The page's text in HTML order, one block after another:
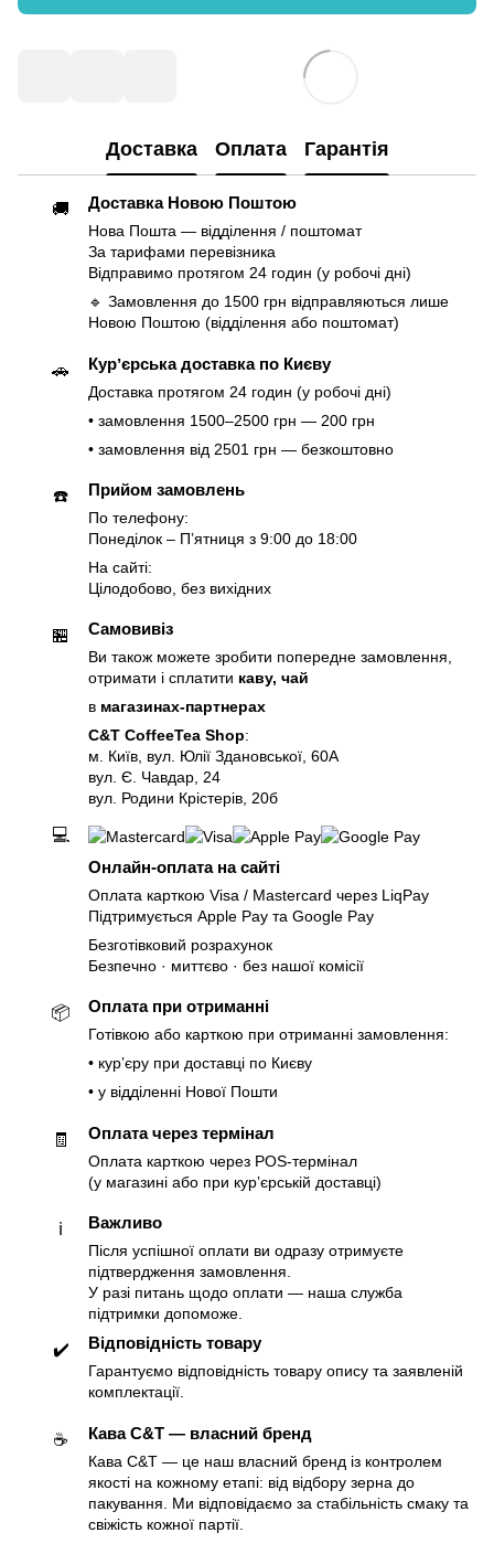
Доставка Оплата Гарантія
🚚 Доставка Новою Поштою
Нова Пошта — відділення / поштомат
За тарифами перевізника
Відправимо протягом 24 годин (у робочі дні)
🔹 Замовлення до 1500 грн відправляються лише
Новою Поштою (відділення або поштомат)
🚗 Курʼєрська доставка по Києву
Доставка протягом 24 годин (у робочі дні)
• замовлення 1500–2500 грн — 200 грн
• замовлення від 2501 грн — безкоштовно
☎️ Прийом замовлень
По телефону:
Понеділок – Пʼятниця з 9:00 до 18:00
На сайті:
Цілодобово, без вихідних
🏪 Самовивіз
Ви також можете зробити попередне замовлення,
отримати і сплатити каву, чай
в магазинах-партнерах
C&T CoffeeTea Shop:
м. Київ, вул. Юлії Здановської, 60А
вул. Є. Чавдар, 24
вул. Родини Крістерів, 20б
💻
Онлайн-оплата на сайті
Оплата карткою Visa / Mastercard через LiqPay
Підтримується Apple Pay та Google Pay
Безготівковий розрахунок
Безпечно · миттєво · без нашої комісії
📦 Оплата при отриманні
Готівкою або карткою при отриманні замовлення:
• курʼєру при доставці по Києву
• у відділенні Нової Пошти
🧾 Оплата через термінал
Оплата карткою через POS-термінал
(у магазині або при курʼєрській доставці)
ℹ️ Важливо
Після успішної оплати ви одразу отримуєте
підтвердження замовлення.
У разі питань щодо оплати — наша служба
підтримки допоможе.
✔️ Відповідність товару
Гарантуємо відповідність товару опису та заявленій
комплектації.
☕️ Кава C&T — власний бренд
Кава C&T — це наш власний бренд із контролем
якості на кожному етапі: від відбору зерна до
пакування. Ми відповідаємо за стабільність смаку та
свіжість кожної партії.